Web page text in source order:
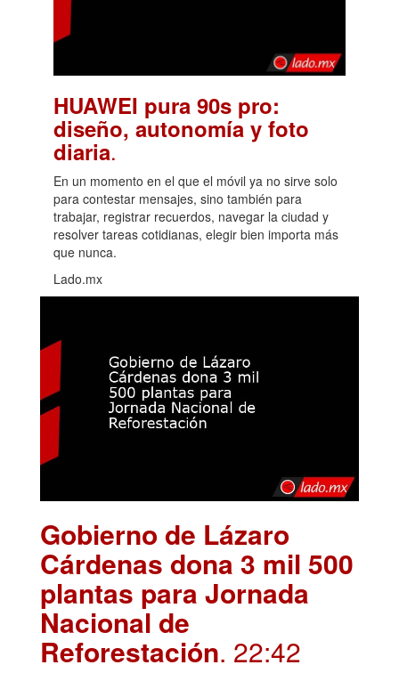
HUAWEI pura 90s pro:
diseño, autonomía y foto
diaria.
En un momento en el que el móvil ya no sirve solo
para contestar mensajes, sino también para
trabajar, registrar recuerdos, navegar la ciudad y
resolver tareas cotidianas, elegir bien importa más
que nunca.
Lado.mx
Gobierno de Lázaro
Cárdenas dona 3 mil 500
plantas para Jornada
Nacional de
Reforestación. 22:42